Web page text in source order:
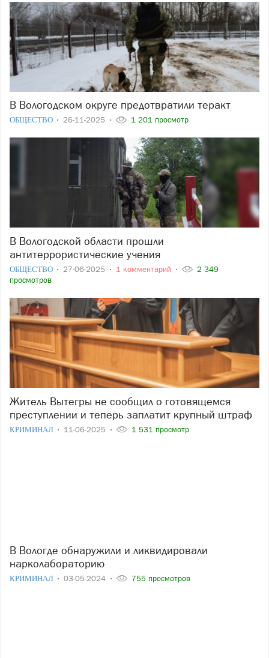
В Вологодском округе предотвратили теракт
ОБЩЕСТВО 26-11-2025 1 201 просмотр
В Вологодской области прошли
антитеррористические учения
ОБЩЕСТВО 27-06-2025 1 комментарий
2 349
просмотров
Житель Вытегры не сообщил о готовящемся
преступлении и теперь заплатит крупный штраф
КРИМИНАЛ 11-06-2025 1 531 просмотр
В Вологде обнаружили и ликвидировали
нарколабораторию
КРИМИНАЛ 03-05-2024 755 просмотров